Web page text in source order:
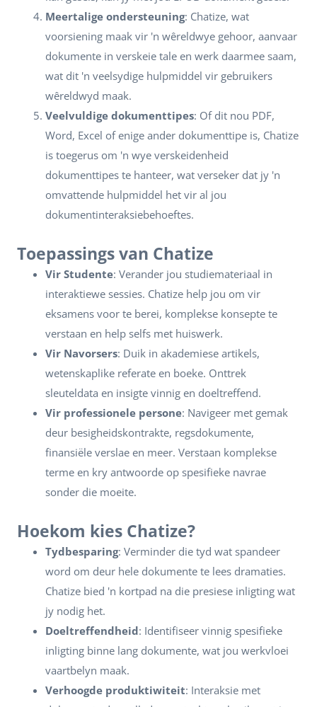
Meertalige ondersteuning: Chatize, wat
voorsiening maak vir 'n wêreldwye gehoor, aanvaar
dokumente in verskeie tale en werk daarmee saam,
wat dit 'n veelsydige hulpmiddel vir gebruikers
wêreldwyd maak.
Veelvuldige dokumenttipes: Of dit nou PDF,
Word, Excel of enige ander dokumenttipe is, Chatize
is toegerus om 'n wye verskeidenheid
dokumenttipes te hanteer, wat verseker dat jy 'n
omvattende hulpmiddel het vir al jou
dokumentinteraksiebehoeftes.
Toepassings van Chatize
Vir Studente: Verander jou studiemateriaal in
interaktiewe sessies. Chatize help jou om vir
eksamens voor te berei, komplekse konsepte te
verstaan en help selfs met huiswerk.
Vir Navorsers: Duik in akademiese artikels,
wetenskaplike referate en boeke. Onttrek
sleuteldata en insigte vinnig en doeltreffend.
Vir professionele persone: Navigeer met gemak
deur besigheidskontrakte, regsdokumente,
finansiële verslae en meer. Verstaan komplekse
terme en kry antwoorde op spesifieke navrae
sonder die moeite.
Hoekom kies Chatize?
Tydbesparing: Verminder die tyd wat spandeer
word om deur hele dokumente te lees dramaties.
Chatize bied 'n kortpad na die presiese inligting wat
jy nodig het.
Doeltreffendheid: Identifiseer vinnig spesifieke
inligting binne lang dokumente, wat jou werkvloei
vaartbelyn maak.
Verhoogde produktiwiteit: Interaksie met